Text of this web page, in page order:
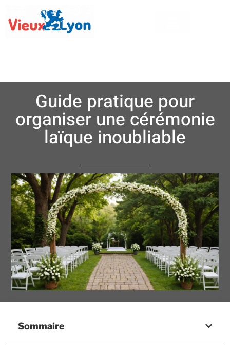
Guide pratique pour
organiser une cérémonie
laïque inoubliable
Sommaire